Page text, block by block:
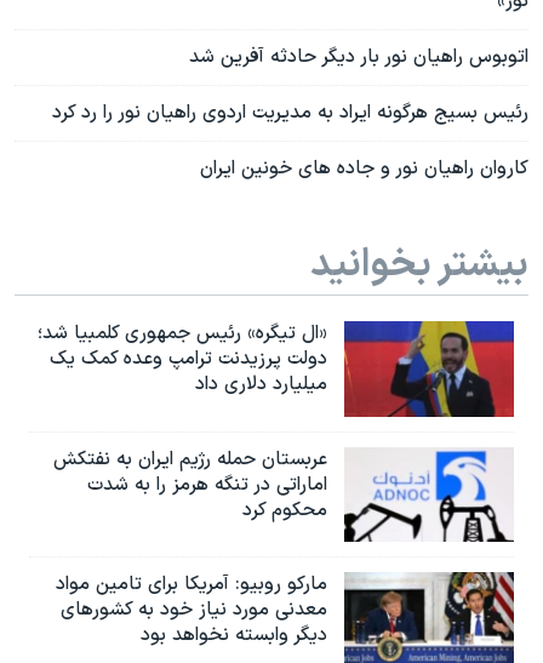
اتوبوس راهیان نور بار دیگر حادثه آفرین شد
رئیس بسیج هرگونه ایراد به مدیریت اردوی راهیان نور را رد کرد
کاروان راهیان نور و جاده های خونین ایران
بیشتر بخوانید
«ال تیگره» رئیس جمهوری کلمبیا شد؛
دولت پرزیدنت ترامپ وعده کمک یک
میلیارد دلاری داد
عربستان حمله رژیم ایران به نفتکش
اماراتی در تنگه هرمز را به‌ شدت
محکوم کرد
مارکو روبیو: آمریکا برای تامین مواد
معدنی مورد نیاز خود به کشورهای
دیگر وابسته نخواهد بود